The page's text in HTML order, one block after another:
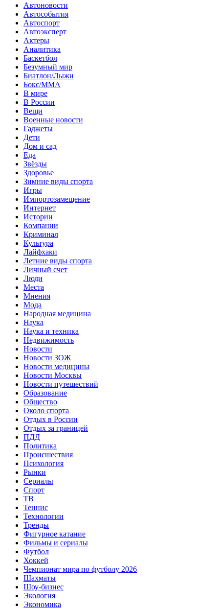
Автоновости
Автособытия
Автоспорт
Автоэксперт
Актеры
Аналитика
Баскетбол
Безумный мир
Биатлон/Лыжи
Бокс/MMA
В мире
В России
Вещи
Военные новости
Гаджеты
Дети
Дом и сад
Еда
Звёзды
Здоровье
Зимние виды спорта
Игры
Импортозамещение
Интернет
Истории
Компании
Криминал
Культура
Лайфхаки
Летние виды спорта
Личный счет
Люди
Места
Мнения
Мода
Народная медицина
Наука
Наука и техника
Недвижимость
Новости
Новости ЗОЖ
Новости медицины
Новости Москвы
Новости путешествий
Образование
Общество
Около спорта
Отдых в России
Отдых за границей
ПДД
Политика
Происшествия
Психология
Рынки
Сериалы
Спорт
ТВ
Теннис
Технологии
Тренды
Фигурное катание
Фильмы и сериалы
Футбол
Хоккей
Чемпионат мира по футболу 2026
Шахматы
Шоу-бизнес
Экология
Экономика